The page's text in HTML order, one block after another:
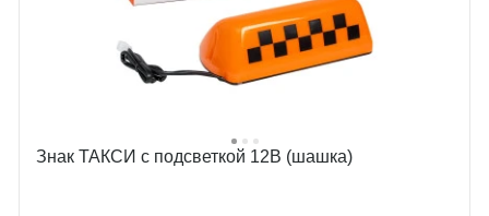
Знак ТАКСИ с подсветкой 12В (шашка)